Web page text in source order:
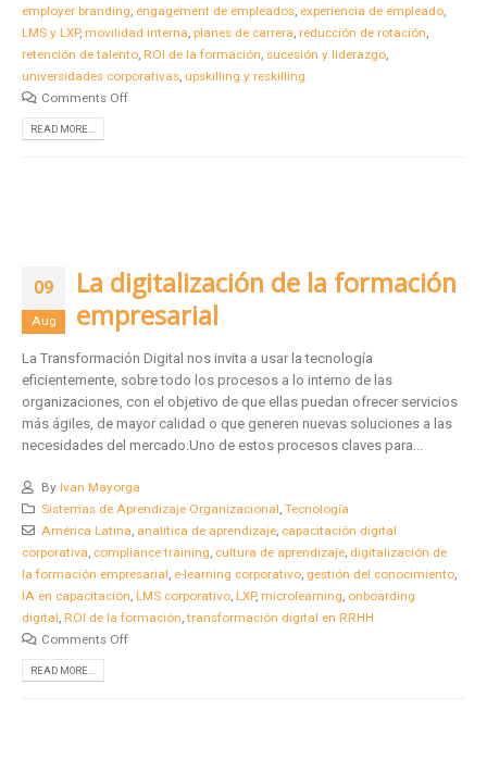
employer branding, engagement de empleados, experiencia de empleado,
LMS y LXP, movilidad interna, planes de carrera, reducción de rotación,
retención de talento, ROI de la formación, sucesión y liderazgo,
universidades corporativas, upskilling y reskilling
Comments Off
READ MORE...
09
Aug
La digitalización de la formación
empresarial
La Transformación Digital nos invita a usar la tecnología
eficientemente, sobre todo los procesos a lo interno de las
organizaciones, con el objetivo de que ellas puedan ofrecer servicios
más ágiles, de mayor calidad o que generen nuevas soluciones a las
necesidades del mercado.Uno de estos procesos claves para...
By Ivan Mayorga
Sistemas de Aprendizaje Organizacional, Tecnología
América Latina, analítica de aprendizaje, capacitación digital
corporativa, compliance training, cultura de aprendizaje, digitalización de
la formación empresarial, e-learning corporativo, gestión del conocimiento,
IA en capacitación, LMS corporativo, LXP, microlearning, onboarding
digital, ROI de la formación,transformación digital en RRHH
Comments Off
READ MORE...